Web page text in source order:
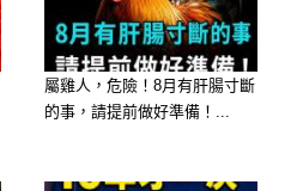
信自己的第一直
「動中生財」的大
些小額的刮刮樂或
金！
屬雞人，危險！8月有肝腸寸斷
的事，請提前做好準備！...